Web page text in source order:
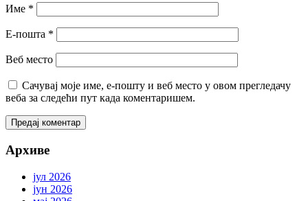
Име *
Е-пошта *
Веб место
Сачувај моје име, е-пошту и веб место у овом прегледачу
веба за следећи пут када коментаришем.
Архиве
јул 2026
јун 2026